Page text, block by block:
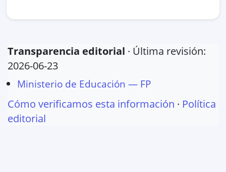
Transparencia editorial · Última revisión:
2026-06-23
Ministerio de Educación — FP
Cómo verificamos esta información · Política
editorial